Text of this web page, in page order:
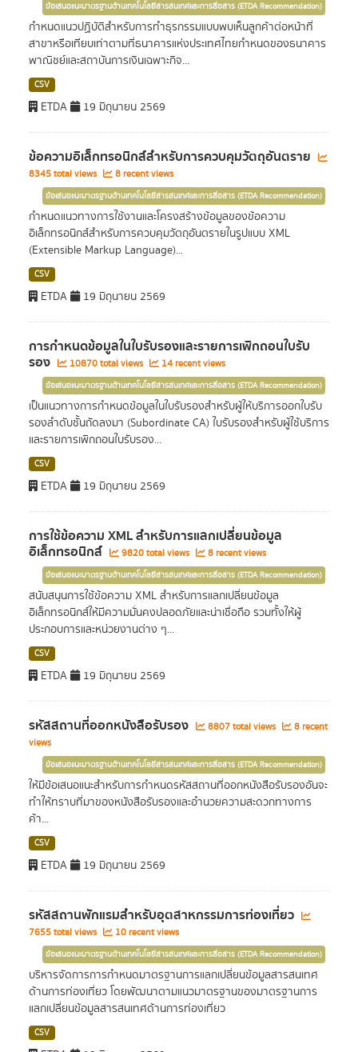
ข้อเสนอแนะมาตรฐานด้านเทคโนโลยีสารสนเทศและการสื่อสาร (ETDA Recommendation)
กำหนดแนวปฏิบัติสำหรับการทำธุรกรรมแบบพบเห็นลูกค้าต่อหน้าที่
สาขาหรือเทียบเท่าตามที่ธนาคารแห่งประเทศไทยกำหนดของธนาคาร
พาณิชย์และสถาบันการเงินเฉพาะกิจ...
CSV
ETDA 19 มิถุนายน 2569
ข้อความอิเล็กทรอนิกส์สำหรับการควบคุมวัตถุอันตราย
8345 total views 8 recent views
ข้อเสนอแนะมาตรฐานด้านเทคโนโลยีสารสนเทศและการสื่อสาร (ETDA Recommendation)
กำหนดแนวทางการใช้งานและโครงสร้างข้อมูลของข้อความ
อิเล็กทรอนิกส์สำหรับการควบคุมวัตถุอันตรายในรูปแบบ XML
(Extensible Markup Language)...
CSV
ETDA 19 มิถุนายน 2569
การกำหนดข้อมูลในใบรับรองและรายการเพิกถอนใบรับ
รอง 10870 total views 14 recent views
ข้อเสนอแนะมาตรฐานด้านเทคโนโลยีสารสนเทศและการสื่อสาร (ETDA Recommendation)
เป็นแนวทางการกำหนดข้อมูลในใบรับรองสำหรับผู้ให้บริการออกใบรับ
รองลำดับชั้นถัดลงมา (Subordinate CA) ใบรับรองสำหรับผู้ใช้บริการ
และรายการเพิกถอนใบรับรอง...
CSV
ETDA 19 มิถุนายน 2569
การใช้ข้อความ XML สำหรับการแลกเปลี่ยนข้อมูล
อิเล็กทรอนิกส์ 9820 total views 8 recent views
ข้อเสนอแนะมาตรฐานด้านเทคโนโลยีสารสนเทศและการสื่อสาร (ETDA Recommendation)
สนับสนุนการใช้ข้อความ XML สำหรับการแลกเปลี่ยนข้อมูล
อิเล็กทรอนิกส์ให้มีความมั่นคงปลอดภัยและน่าเชื่อถือ รวมทั้งให้ผู้
ประกอบการและหน่วยงานต่าง ๆ...
CSV
ETDA 19 มิถุนายน 2569
รหัสสถานที่ออกหนังสือรับรอง 8807 total views
8 recent
views
ข้อเสนอแนะมาตรฐานด้านเทคโนโลยีสารสนเทศและการสื่อสาร (ETDA Recommendation)
ให้มีข้อเสนอแนะสำหรับการกำหนดรหัสสถานที่ออกหนังสือรับรองอันจะ
ทำให้ทราบที่มาของหนังสือรับรองและอำนวยความสะดวกทางการ
ค้า...
CSV
ETDA 19 มิถุนายน 2569
รหัสสถานพักแรมสำหรับอุตสาหกรรมการท่องเที่ยว
7655 total views 10 recent views
ข้อเสนอแนะมาตรฐานด้านเทคโนโลยีสารสนเทศและการสื่อสาร (ETDA Recommendation)
บริหารจัดการการกำหนดมาตรฐานการแลกเปลี่ยนข้อมูลสารสนเทศ
ด้านการท่องเที่ยว โดยพัฒนาตามแนวมาตรฐานของมาตรฐานการ
แลกเปลี่ยนข้อมูลสารสนเทศด้านการท่องเที่ยว
CSV